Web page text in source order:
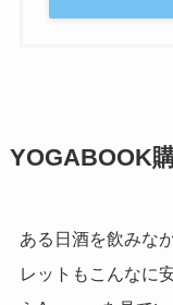
YOGABOOK
ある日酒を飲みな
レットもこんなに